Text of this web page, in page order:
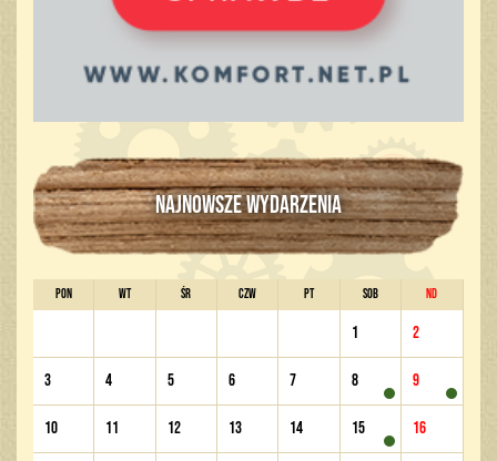
NAJNOWSZE WYDARZENIA
PON WT ŚR CZW PT SOB ND
1 2
3 4 5 6 7 8 9
10 11 12 13 14 15 16